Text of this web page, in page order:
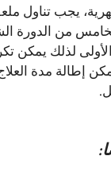
يجب تناول
من الدورة
إطالة مدة